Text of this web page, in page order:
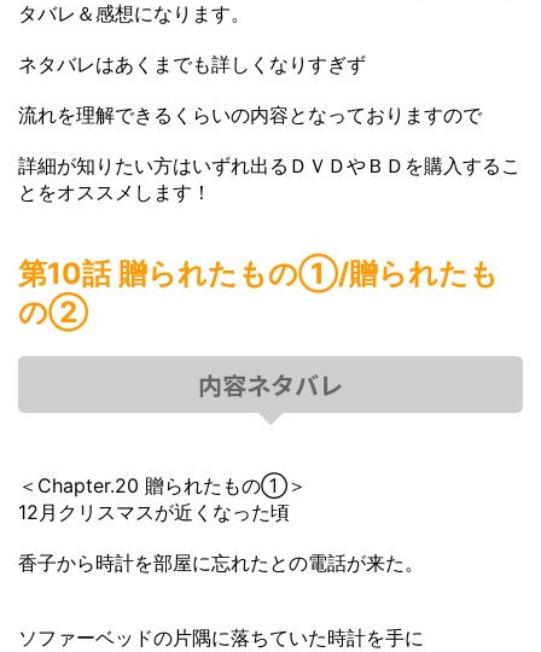
タバレ＆感想になります。
ネタバレはあくまでも詳しくなりすぎず
流れを理解できるくらいの内容となっておりますので
詳細が知りたい方はいずれ出るＤＶＤやＢＤを購入するこ
とをオススメします！
第10話 贈られたもの①/贈られたも
の➁
内容ネタバレ
＜Chapter.20 贈られたもの①＞
12月クリスマスが近くなった頃
香子から時計を部屋に忘れたとの電話が来た。
ソファーベッドの片隅に落ちていた時計を手に